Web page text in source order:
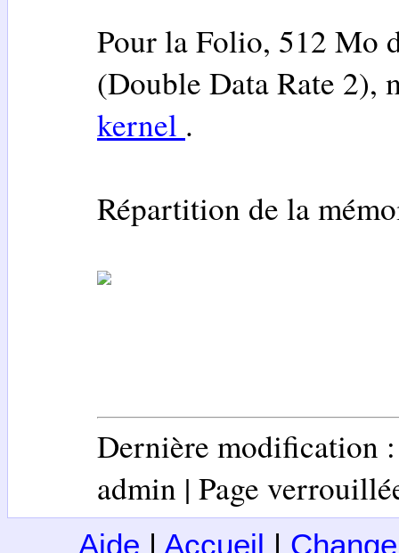
Pour la Folio, 512 Mo
(Double Data Rate 2),
kernel .
Répartition de la
Dernière modification
admin | Page
Aide | Accueil |